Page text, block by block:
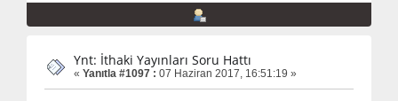
Ynt: İthaki Yayınları Soru Hattı
« Yanıtla #1097 : 07 Haziran 2017, 16:51:19 »